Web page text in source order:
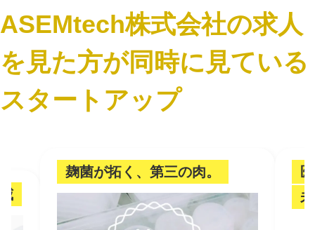
ASEMtech株式会社の求人
を見た方が同時に見ている
スタートアップ
麹菌が拓く、第三の肉。